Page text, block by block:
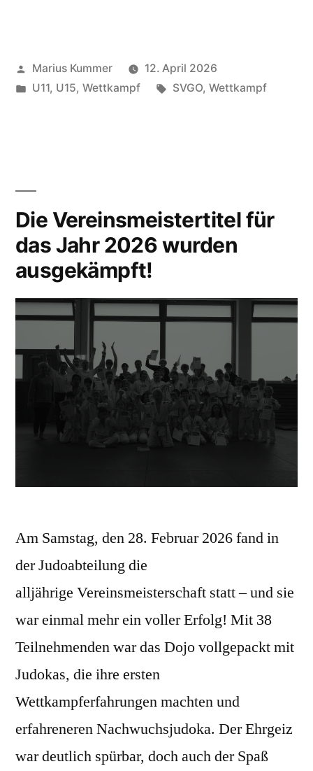
Veröffentlicht
von
Marius Kummer
12. April 2026
Veröffentlicht
U11, U15, Wettkampf Schlagwörter:
SVGO, Wettkampf
Die Vereinsmeistertitel für
das Jahr 2026 wurden
ausgekämpft!
Am Samstag, den 28. Februar 2026 fand in
der Judoabteilung die
alljährige Vereinsmeisterschaft statt – und sie
war einmal mehr ein voller Erfolg! Mit 38
Teilnehmenden war das Dojo vollgepackt mit
Judokas, die ihre ersten
Wettkampferfahrungen machten und
erfahreneren Nachwuchsjudoka. Der Ehrgeiz
war deutlich spürbar, doch auch der Spaß